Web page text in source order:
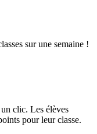
sur une semaine !
clic. Les élèves
pour leur classe.